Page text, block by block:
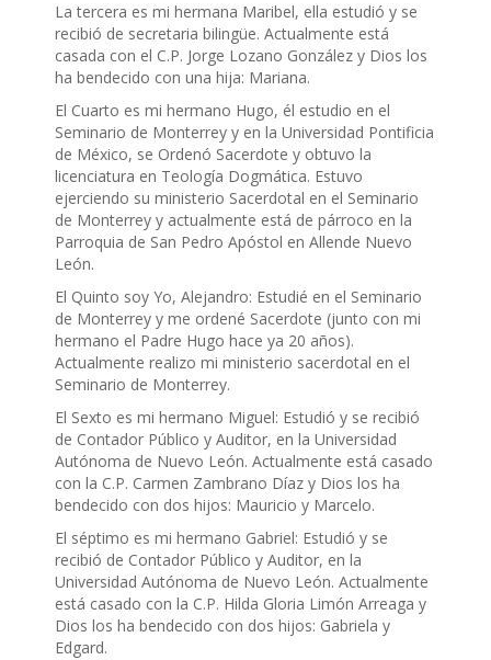
La tercera es mi hermana Maribel, ella estudió y se
recibió de secretaria bilingüe. Actualmente está
casada con el C.P. Jorge Lozano González y Dios los
ha bendecido con una hija: Mariana.
El Cuarto es mi hermano Hugo, él estudio en el
Seminario de Monterrey y en la Universidad Pontificia
de México, se Ordenó Sacerdote y obtuvo la
licenciatura en Teología Dogmática. Estuvo
ejerciendo su ministerio Sacerdotal en el Seminario
de Monterrey y actualmente está de párroco en la
Parroquia de San Pedro Apóstol en Allende Nuevo
León.
El Quinto soy Yo, Alejandro: Estudié en el Seminario
de Monterrey y me ordené Sacerdote (junto con mi
hermano el Padre Hugo hace ya 20 años).
Actualmente realizo mi ministerio sacerdotal en el
Seminario de Monterrey.
El Sexto es mi hermano Miguel: Estudió y se recibió
de Contador Público y Auditor, en la Universidad
Autónoma de Nuevo León. Actualmente está casado
con la C.P. Carmen Zambrano Díaz y Dios los ha
bendecido con dos hijos: Mauricio y Marcelo.
El séptimo es mi hermano Gabriel: Estudió y se
recibió de Contador Público y Auditor, en la
Universidad Autónoma de Nuevo León. Actualmente
está casado con la C.P. Hilda Gloria Limón Arreaga y
Dios los ha bendecido con dos hijos: Gabriela y
Edgard.